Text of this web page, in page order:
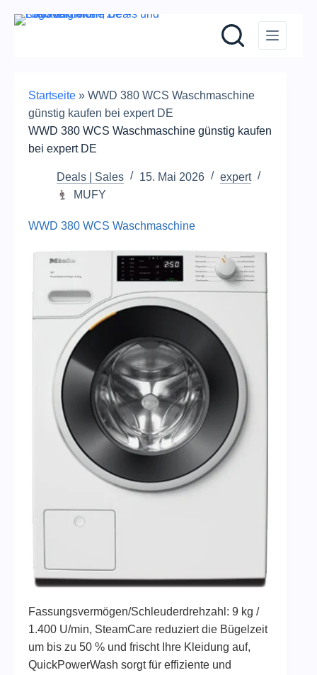
Zum
Startseite » WWD 380 WCS Waschmaschine
günstig kaufen bei expert DE
WWD 380 WCS Waschmaschine günstig kaufen
bei expert DE
Deals | Sales 15. Mai 2026
expert
MUFY
WWD 380 WCS Waschmaschine
Fassungsvermögen/Schleuderdrehzahl: 9 kg /
1.400 U/min, SteamCare reduziert die Bügelzeit
um bis zu 50 % und frischt Ihre Kleidung auf,
QuickPowerWash sorgt für effiziente und